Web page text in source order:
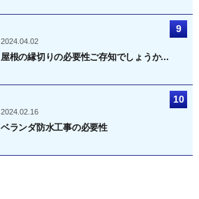
2024.04.02
屋根の縁切りの必要性ご存知でしょうか...
2024.02.16
ベランダ防水工事の必要性